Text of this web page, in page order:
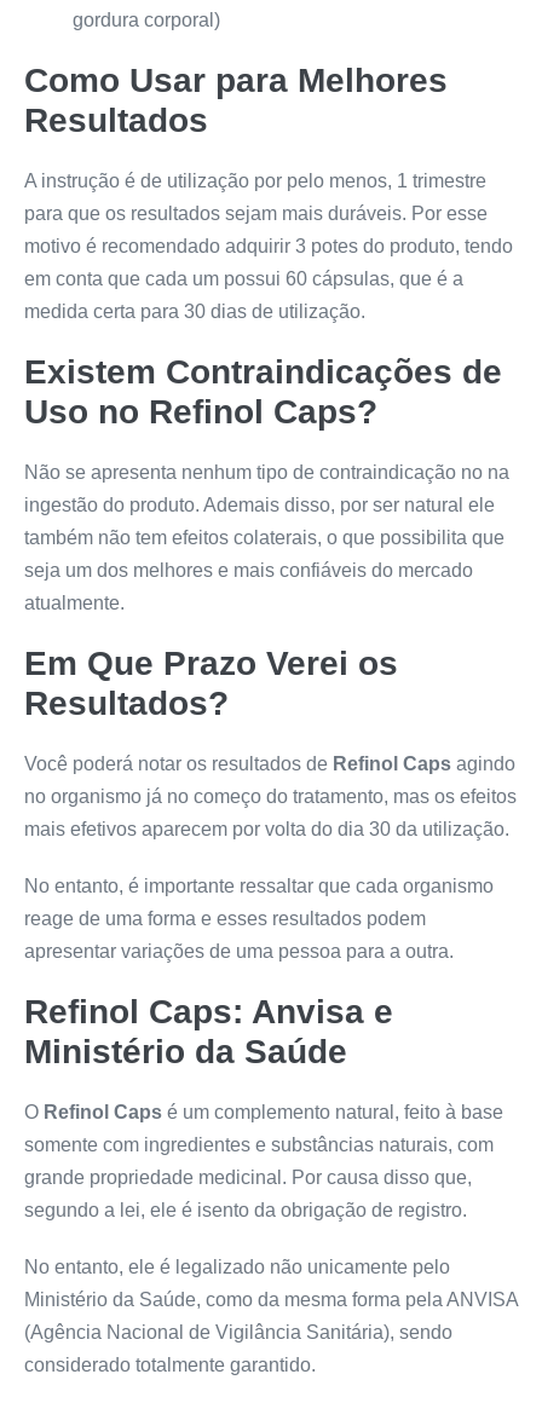
gordura corporal)
Como Usar para Melhores
Resultados
A instrução é de utilização por pelo menos, 1 trimestre
para que os resultados sejam mais duráveis. Por esse
motivo é recomendado adquirir 3 potes do produto, tendo
em conta que cada um possui 60 cápsulas, que é a
medida certa para 30 dias de utilização.
Existem Contraindicações de
Uso no Refinol Caps?
Não se apresenta nenhum tipo de contraindicação no na
ingestão do produto. Ademais disso, por ser natural ele
também não tem efeitos colaterais, o que possibilita que
seja um dos melhores e mais confiáveis do mercado
atualmente.
Em Que Prazo Verei os
Resultados?
Você poderá notar os resultados de Refinol Caps agindo
no organismo já no começo do tratamento, mas os efeitos
mais efetivos aparecem por volta do dia 30 da utilização.
No entanto, é importante ressaltar que cada organismo
reage de uma forma e esses resultados podem
apresentar variações de uma pessoa para a outra.
Refinol Caps: Anvisa e
Ministério da Saúde
O Refinol Caps é um complemento natural, feito à base
somente com ingredientes e substâncias naturais, com
grande propriedade medicinal. Por causa disso que,
segundo a lei, ele é isento da obrigação de registro.
No entanto, ele é legalizado não unicamente pelo
Ministério da Saúde, como da mesma forma pela ANVISA
(Agência Nacional de Vigilância Sanitária), sendo
considerado totalmente garantido.